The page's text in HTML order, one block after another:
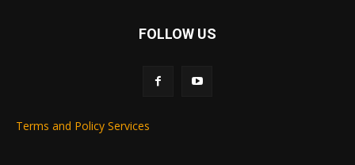
FOLLOW US
Terms and Policy Services